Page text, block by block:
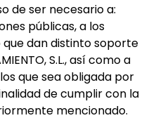
de ser necesario a:
públicas, a los
dan distinto soporte
S.L., así como a
que sea obligada por
de cumplir con la
mencionado.